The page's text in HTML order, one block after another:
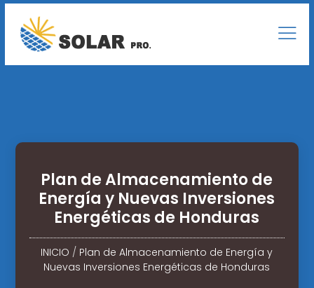
Plan de Almacenamiento de
Energía y Nuevas Inversiones
Energéticas de Honduras
INICIO / Plan de Almacenamiento de Energía y
Nuevas Inversiones Energéticas de Honduras